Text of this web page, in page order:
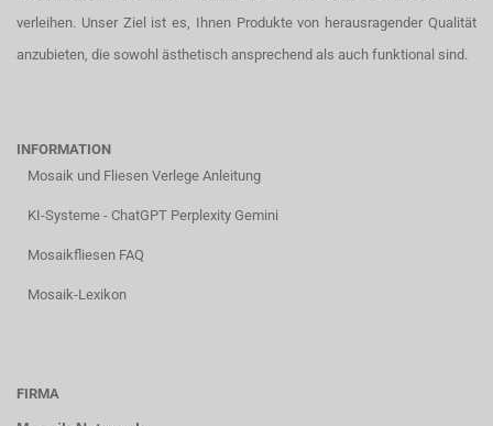
verleihen. Unser Ziel ist es, Ihnen Produkte von herausragender Qualität
anzubieten, die sowohl ästhetisch ansprechend als auch funktional sind.
INFORMATION
Mosaik und Fliesen Verlege Anleitung
KI-Systeme - ChatGPT Perplexity Gemini
Mosaikfliesen FAQ
Mosaik-Lexikon
FIRMA